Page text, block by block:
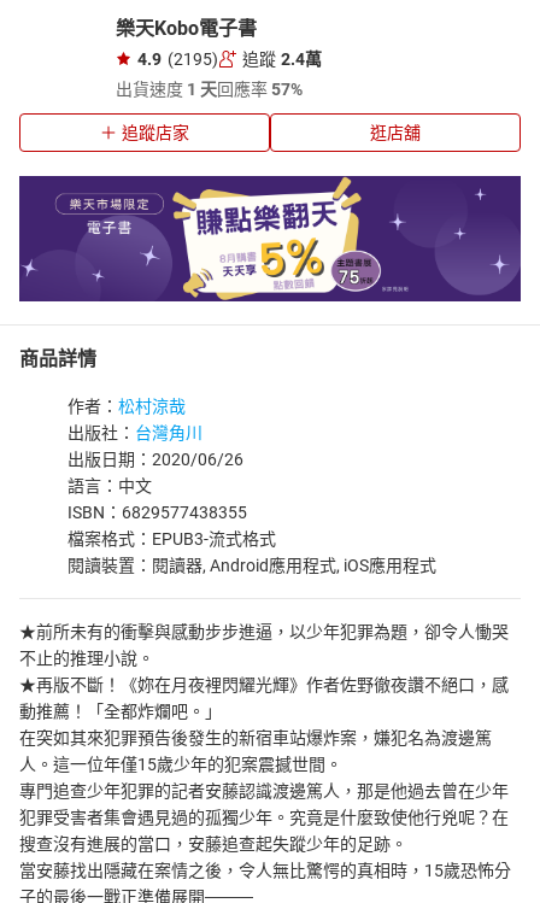
樂天Kobo電子書
4.9 (2195) 追蹤 2.4萬
出貨速度 1 天回應率57%
追蹤店家 逛店舖
商品詳情
作者： 松村涼哉
出版社： 台灣角川
出版日期：2020/06/26
語言：中文
ISBN：6829577438355
檔案格式：EPUB3-流式格式
閱讀裝置：閱讀器, Android應用程式, iOS應用程式
★前所未有的衝擊與感動步步進逼，以少年犯罪為題，卻令人慟哭
不止的推理小說。
★再版不斷！《妳在月夜裡閃耀光輝》作者佐野徹夜讚不絕口，感
動推薦！「全都炸爛吧。」
在突如其來犯罪預告後發生的新宿車站爆炸案，嫌犯名為渡邊篤
人。這一位年僅15歲少年的犯案震撼世間。
專門追查少年犯罪的記者安藤認識渡邊篤人，那是他過去曾在少年
犯罪受害者集會遇見過的孤獨少年。究竟是什麼致使他行兇呢？在
搜查沒有進展的當口，安藤追查起失蹤少年的足跡。
當安藤找出隱藏在案情之後，令人無比驚愕的真相時，15歲恐怖分
子的最後一戰正準備展開────